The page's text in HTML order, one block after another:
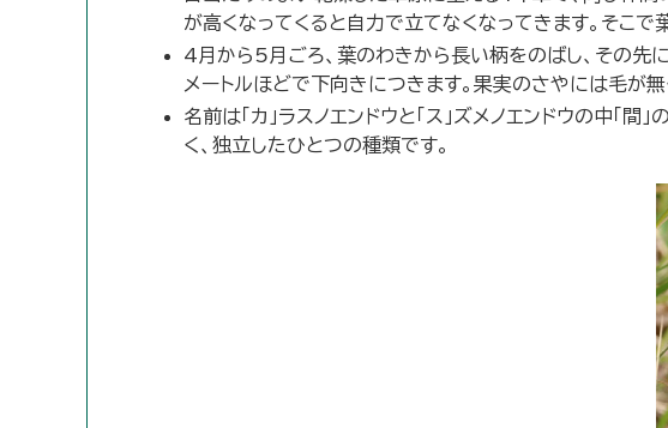
が高くなってくると自力で立てなくなってきます。そこ
4月から5月ごろ、葉のわきから長い柄をのばし、その
メートルほどで下向きにつきます。果実のさやには毛が
名前は「カ」ラスノエンドウと「ス」ズメノエンドウの中「
く、独立したひとつの種類です。